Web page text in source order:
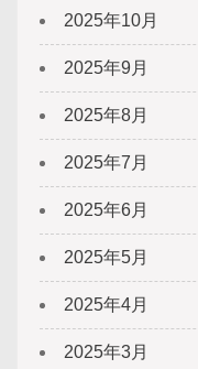
2025年10月
2025年9月
2025年8月
2025年7月
2025年6月
2025年5月
2025年4月
2025年3月